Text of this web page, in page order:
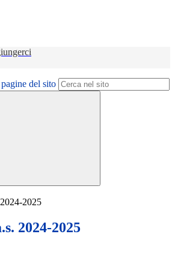
del sito
2025
2024-2025